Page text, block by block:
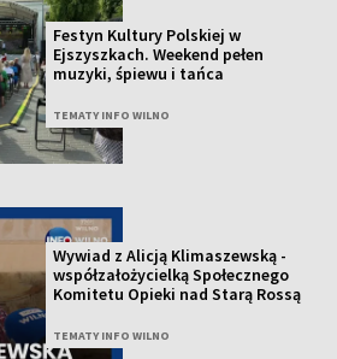
Festyn Kultury Polskiej w
Ejszyszkach. Weekend pełen
muzyki, śpiewu i tańca
TEMATY INFO WILNO
Wywiad z Alicją Klimaszewską -
współzałożycielką Społecznego
Komitetu Opieki nad Starą Rossą
TEMATY INFO WILNO